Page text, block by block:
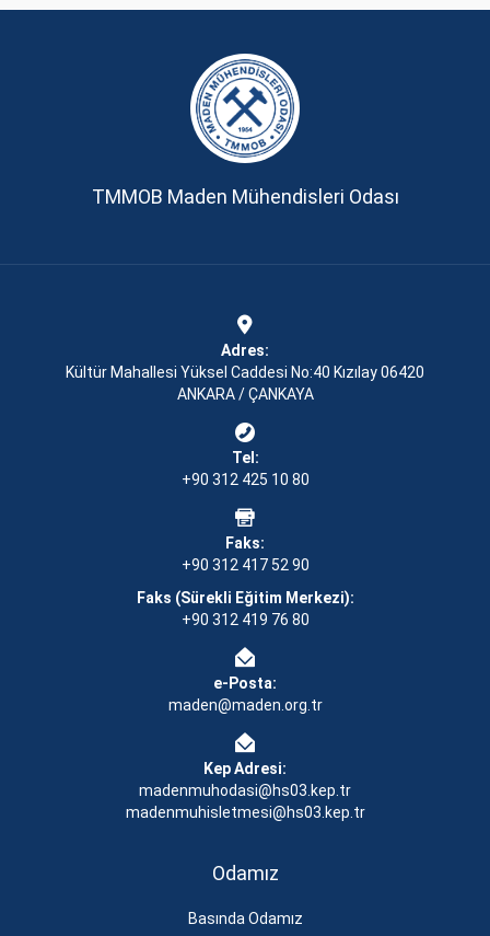
TMMOB Maden Mühendisleri Odası
Adres:
Kültür Mahallesi Yüksel Caddesi No:40 Kızılay 06420
ANKARA / ÇANKAYA
Tel:
+90 312 425 10 80
Faks:
+90 312 417 52 90
Faks (Sürekli Eğitim Merkezi):
+90 312 419 76 80
e-Posta:
maden@maden.org.tr
Kep Adresi:
madenmuhodasi@hs03.kep.tr
madenmuhisletmesi@hs03.kep.tr
Odamız
Basında Odamız